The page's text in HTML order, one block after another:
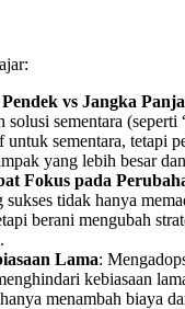
vs Jangka
solusi sementara (seperti
sementara, tetapi
yang lebih besar
Fokus pada
tidak hanya
berani mengubah
Lama:
kebiasaan
menambah biaya